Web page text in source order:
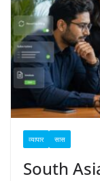
व्यापार सास
South